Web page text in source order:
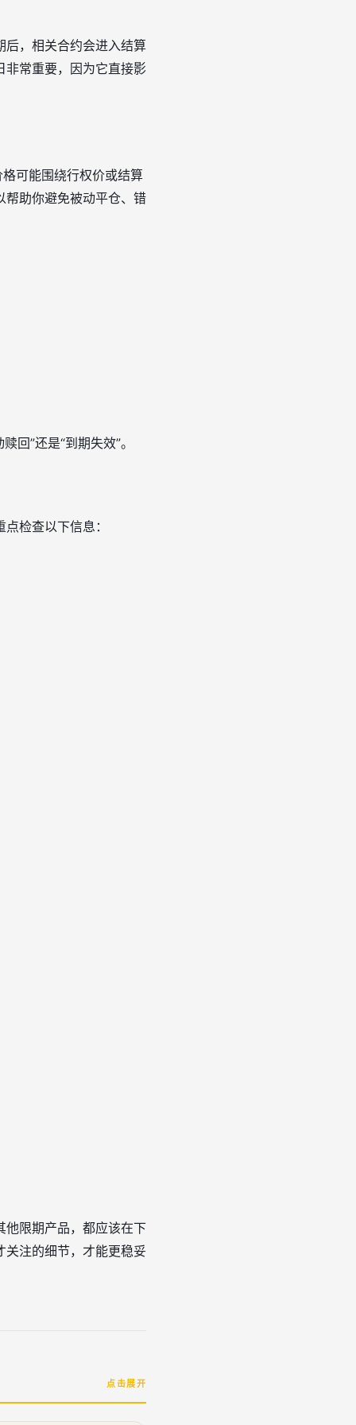
后，相关合约会进入结算
非常重要，因为它直接影
可能围绕行权价或结算
帮助你避免被动平仓、错
回”还是“到期失效”。
检查以下信息：
他限期产品，都应该在下
注的细节，才能更稳妥
点击展开